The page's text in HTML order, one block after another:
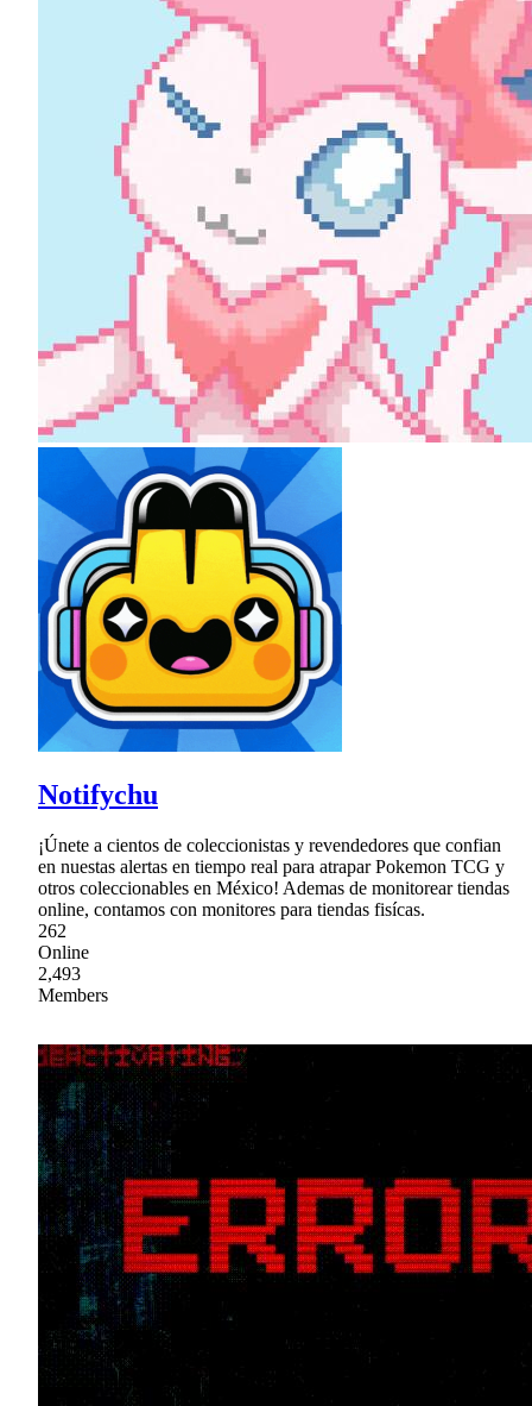
Notifychu
¡Únete a cientos de coleccionistas y revendedores que confian
en nuestas alertas en tiempo real para atrapar Pokemon TCG y
otros coleccionables en México! Ademas de monitorear tiendas
online, contamos con monitores para tiendas fisícas.
262
Online
2,493
Members